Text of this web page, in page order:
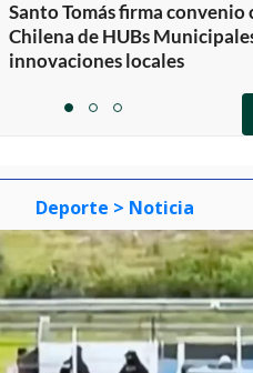
Santo Tomás firma convenio
Chilena de HUBs
innovaciones locales
itemitemitem
Deporte > Noticia